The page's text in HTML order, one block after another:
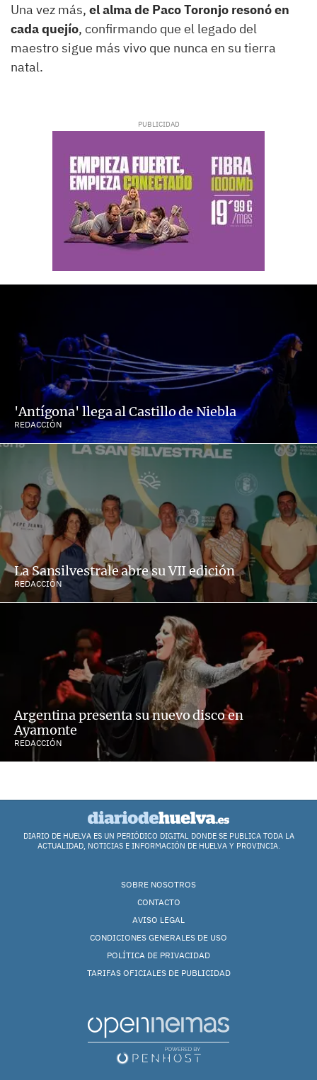
Una vez más, el alma de Paco Toronjo resonó en
cada quejío, confirmando que el legado del
maestro sigue más vivo que nunca en su tierra
natal.
'Antígona' llega al Castillo de Niebla
REDACCIÓN
La Sansilvestrale abre su VII edición
REDACCIÓN
Argentina presenta su nuevo disco en
Ayamonte
REDACCIÓN
DIARIO DE HUELVA ES UN PERIÓDICO DIGITAL DONDE SE PUBLICA TODA LA
ACTUALIDAD, NOTICIAS E INFORMACIÓN DE HUELVA Y PROVINCIA.
SOBRE NOSOTROS
CONTACTO
AVISO LEGAL
CONDICIONES GENERALES DE USO
POLÍTICA DE PRIVACIDAD
TARIFAS OFICIALES DE PUBLICIDAD